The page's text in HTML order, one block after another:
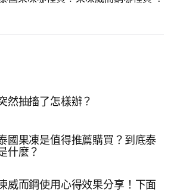
然抽搐了怎樣辦？
國果凍是值得推薦購買？到底泰
什麼？
威而鋼使用心得效果分享！下面